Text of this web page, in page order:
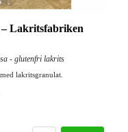
Lakritsfabriken
- glutenfri lakrits
lakritsgranulat.